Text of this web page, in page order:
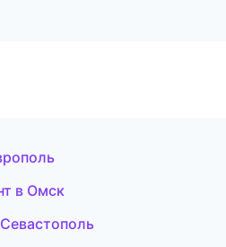
в Омск